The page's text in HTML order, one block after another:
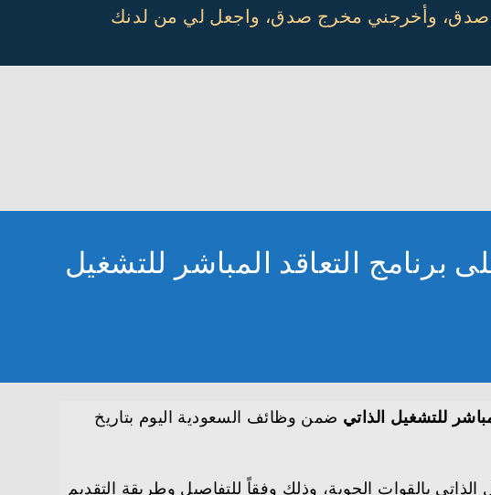
صدق، وأخرجني مخرج صدق، واجعل لي من لدنك
التعاقد المباشر للتشغيل
للتشغيل الذاتي ضمن وظائف السعودية اليوم بتاريخ
بالقوات الجوية، وذلك وفقاً للتفاصيل وطريقة التقديم